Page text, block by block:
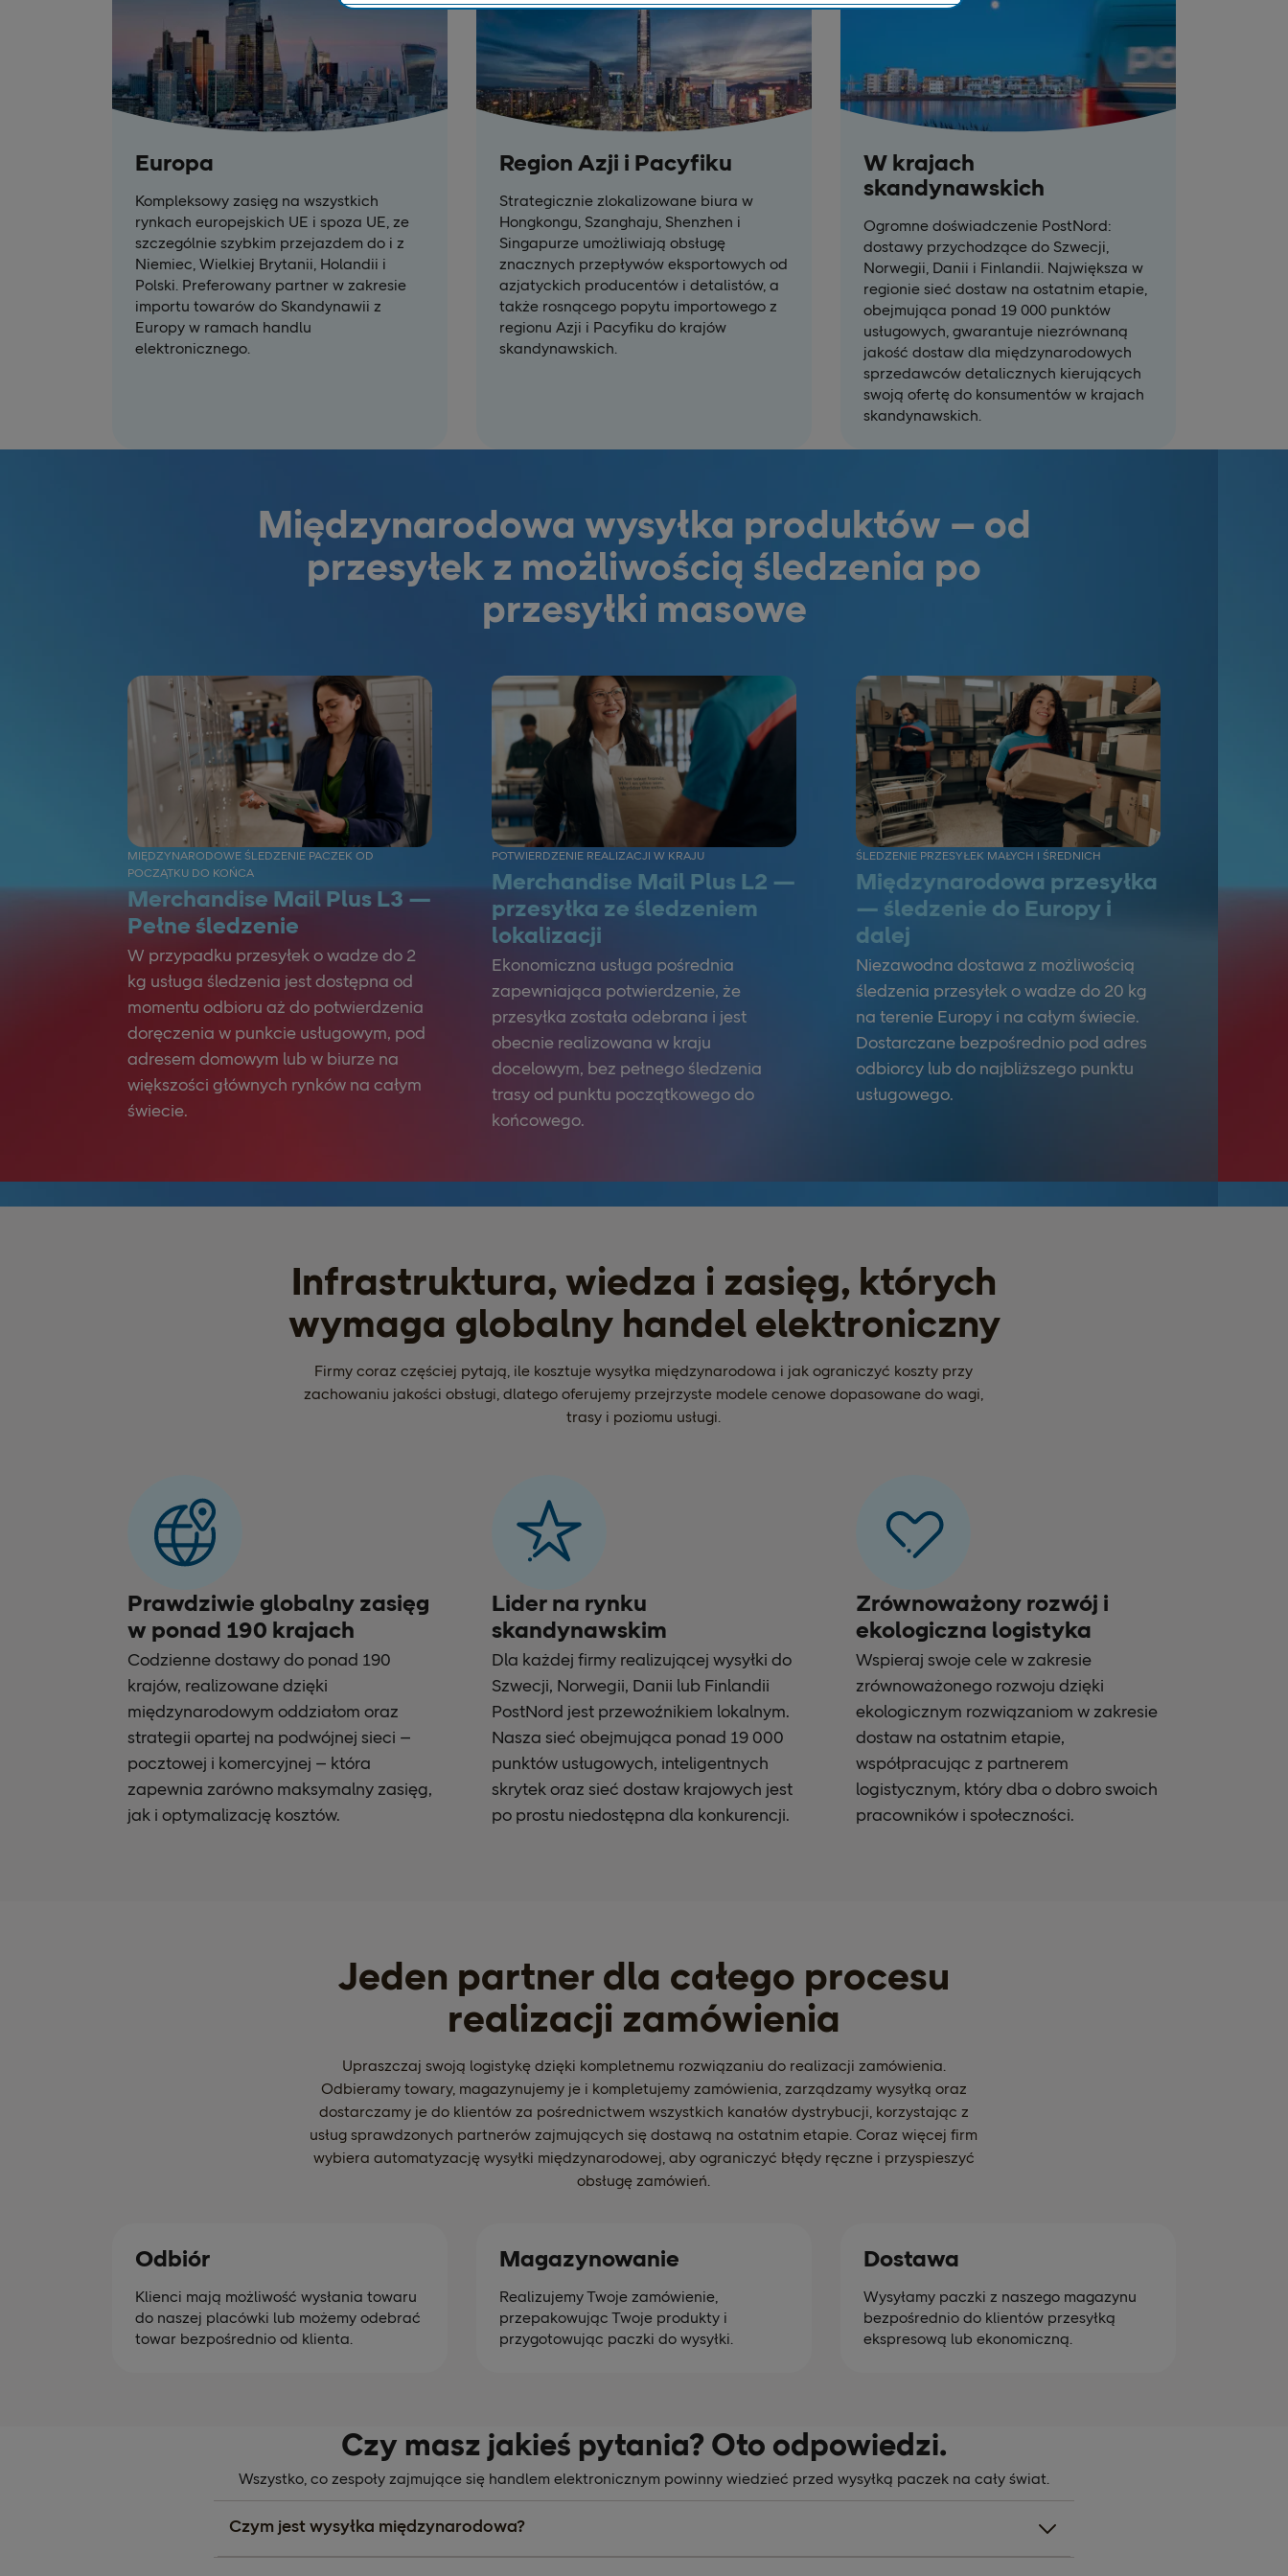
Europa
Kompleksowy zasięg na wszystkich
rynkach europejskich UE i spoza UE, ze
szczególnie szybkim przejazdem do i z
Niemiec, Wielkiej Brytanii, Holandii i
Polski. Preferowany partner w zakresie
importu towarów do Skandynawii z
Europy w ramach handlu
elektronicznego.
Region Azji i Pacyfiku
Strategicznie zlokalizowane biura w
Hongkongu, Szanghaju, Shenzhen i
Singapurze umożliwiają obsługę
znacznych przepływów eksportowych od
azjatyckich producentów i detalistów, a
także rosnącego popytu importowego z
regionu Azji i Pacyfiku do krajów
skandynawskich.
W krajach
skandynawskich
Ogromne doświadczenie PostNord:
dostawy przychodzące do Szwecji,
Norwegii, Danii i Finlandii. Największa w
regionie sieć dostaw na ostatnim etapie,
obejmująca ponad 19 000 punktów
usługowych, gwarantuje niezrównaną
jakość dostaw dla międzynarodowych
sprzedawców detalicznych kierujących
swoją ofertę do konsumentów w krajach
skandynawskich.
Międzynarodowa wysyłka produktów – od
przesyłek z możliwością śledzenia po
przesyłki masowe
MIĘDZYNARODOWE ŚLEDZENIE PACZEK OD
POCZĄTKU DO KOŃCA
Merchandise Mail Plus L3 —
Pełne śledzenie
W przypadku przesyłek o wadze do 2
kg usługa śledzenia jest dostępna od
momentu odbioru aż do potwierdzenia
doręczenia w punkcie usługowym, pod
adresem domowym lub w biurze na
większości głównych rynków na całym
świecie.
POTWIERDZENIE REALIZACJI W KRAJU
Merchandise Mail Plus L2 —
przesyłka ze śledzeniem
lokalizacji
Ekonomiczna usługa pośrednia
zapewniająca potwierdzenie, że
przesyłka została odebrana i jest
obecnie realizowana w kraju
docelowym, bez pełnego śledzenia
trasy od punktu początkowego do
końcowego.
ŚLEDZENIE PRZESYŁEK MAŁYCH I ŚREDNICH
Międzynarodowa przesyłka
— śledzenie do Europy i
dalej
Niezawodna dostawa z możliwością
śledzenia przesyłek o wadze do 20 kg
na terenie Europy i na całym świecie.
Dostarczane bezpośrednio pod adres
odbiorcy lub do najbliższego punktu
usługowego.
Infrastruktura, wiedza i zasięg, których
wymaga globalny handel elektroniczny
Firmy coraz częściej pytają, ile kosztuje wysyłka międzynarodowa i jak ograniczyć koszty przy
zachowaniu jakości obsługi, dlatego oferujemy przejrzyste modele cenowe dopasowane do wagi,
trasy i poziomu usługi.
Prawdziwie globalny zasięg
w ponad 190 krajach
Codzienne dostawy do ponad 190
krajów, realizowane dzięki
międzynarodowym oddziałom oraz
strategii opartej na podwójnej sieci –
pocztowej i komercyjnej – która
zapewnia zarówno maksymalny zasięg,
jak i optymalizację kosztów.
Lider na rynku
skandynawskim
Dla każdej firmy realizującej wysyłki do
Szwecji, Norwegii, Danii lub Finlandii
PostNord jest przewoźnikiem lokalnym.
Nasza sieć obejmująca ponad 19 000
punktów usługowych, inteligentnych
skrytek oraz sieć dostaw krajowych jest
po prostu niedostępna dla konkurencji.
Zrównoważony rozwój i
ekologiczna logistyka
Wspieraj swoje cele w zakresie
zrównoważonego rozwoju dzięki
ekologicznym rozwiązaniom w zakresie
dostaw na ostatnim etapie,
współpracując z partnerem
logistycznym, który dba o dobro swoich
pracowników i społeczności.
Jeden partner dla całego procesu
realizacji zamówienia
Upraszczaj swoją logistykę dzięki kompletnemu rozwiązaniu do realizacji zamówienia.
Odbieramy towary, magazynujemy je i kompletujemy zamówienia, zarządzamy wysyłką oraz
dostarczamy je do klientów za pośrednictwem wszystkich kanałów dystrybucji, korzystając z
usług sprawdzonych partnerów zajmujących się dostawą na ostatnim etapie. Coraz więcej firm
wybiera automatyzację wysyłki międzynarodowej, aby ograniczyć błędy ręczne i przyspieszyć
obsługę zamówień.
Odbiór
Klienci mają możliwość wysłania towaru
do naszej placówki lub możemy odebrać
towar bezpośrednio od klienta.
Magazynowanie
Realizujemy Twoje zamówienie,
przepakowując Twoje produkty i
przygotowując paczki do wysyłki.
Dostawa
Wysyłamy paczki z naszego magazynu
bezpośrednio do klientów przesyłką
ekspresową lub ekonomiczną.
Czy masz jakieś pytania? Oto odpowiedzi.
Wszystko, co zespoły zajmujące się handlem elektronicznym powinny wiedzieć przed wysyłką paczek na cały świat.
Czym jest wysyłka międzynarodowa?